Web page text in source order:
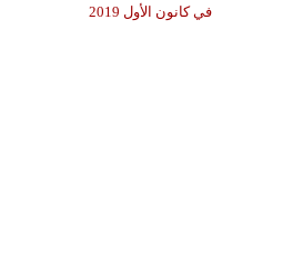
في كانون الأول 2019